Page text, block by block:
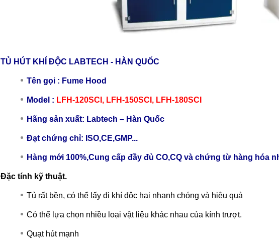
TỦ HÚT KHÍ ĐỘC LABTECH - HÀN QUỐC
Tên gọi : Fume Hood
Model : LFH-120SCI, LFH-150SCI, LFH-180SCI
Hãng sản xuất: Labtech – Hàn Quốc
Đạt chứng chỉ: ISO,CE,GMP...
Hàng mới 100%,Cung cấp đầy đủ CO,CQ và chứng từ hàng hóa
Đặc tính kỹ thuật.
Tủ rất bền, có thể lấy đi khí độc hại nhanh chóng và hiệu quả
Có thể lựa chọn nhiều loại vật liệu khác nhau của kính trượt.
Quạt hút mạnh